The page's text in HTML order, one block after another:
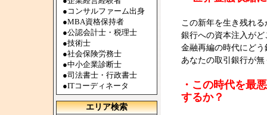
● コンサルファーム出身
●MBA資格保持者
●公認会計士・税理士
●技術士
●社会保険労務士
●中小企業診断士
●司法書士・行政書士
●ITコーディネータ
エリア検索
この新年を生き残れる
銀行への資本注入が
金融再編の時代にど
あなたの取引銀行が
・この時代を最
するか？